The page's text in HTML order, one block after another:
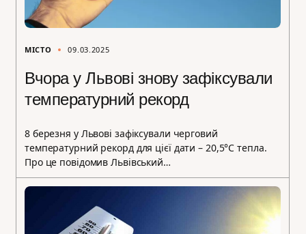
МІСТО 09.03.2025
Вчора у Львові знову зафіксували
температурний рекорд
8 березня у Львові зафіксували черговий
температурний рекорд для цієї дати – 20,5°С тепла.
Про це повідомив Львівський…